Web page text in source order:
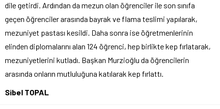
dile getirdi. Ardından da mezun olan öğrenciler ile son sınıfa
geçen öğrenciler arasında bayrak ve flama teslimi yapılarak,
mezuniyet pastası kesildi. Daha sonra ise öğretmenlerinin
elinden diplomalarını alan 124 öğrenci, hep birlikte kep fırlatarak,
mezuniyetlerini kutladı. Başkan Murzioğlu da öğrencilerin
arasında onların mutluluğuna katılarak kep fırlattı.
Sibel TOPAL